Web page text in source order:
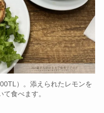
）。添えられたレモンを
食べます。